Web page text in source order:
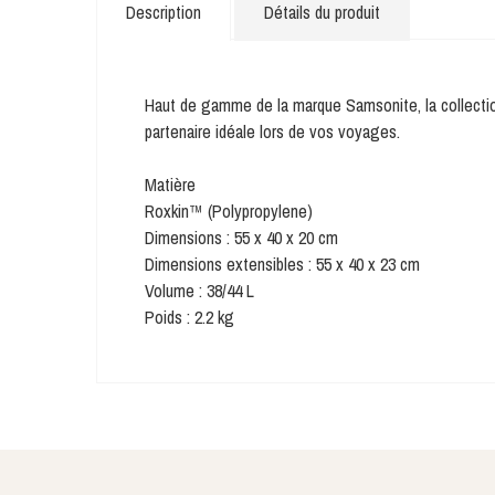
Description Détails du produit
Haut de gamme de la marque Samsonite, la
partenaire idéale lors de vos voyages.
Matière
Roxkin™ (Polypropylene)
Dimensions : 55 x 40 x 20 cm
Dimensions extensibles : 55 x 40 x 23 cm
Volume : 38/44 L
Poids : 2.2 kg